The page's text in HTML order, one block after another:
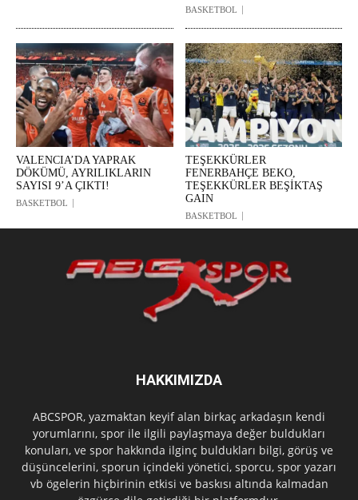
BASKETBOL
VALENCIA’DA YAPRAK
DÖKÜMÜ, AYRILIKLARIN
SAYISI 9’A ÇIKTI!
BASKETBOL
TEŞEKKÜRLER
FENERBAHÇE BEKO,
TEŞEKKÜRLER BEŞİKTAŞ
GAIN
BASKETBOL
HAKKIMIZDA
ABCSPOR, yazmaktan keyif alan birkaç arkadaşın kendi
yorumlarını, spor ile ilgili paylaşmaya değer buldukları
konuları, ve spor hakkında ilginç buldukları bilgi, görüş ve
düşüncelerini, sporun içindeki yönetici, sporcu, spor yazarı
vb ögelerin hiçbirinin etkisi ve baskısı altında kalmadan